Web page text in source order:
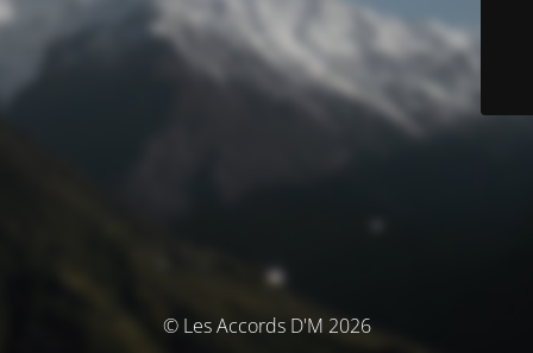
© Les Accords D'M 2026